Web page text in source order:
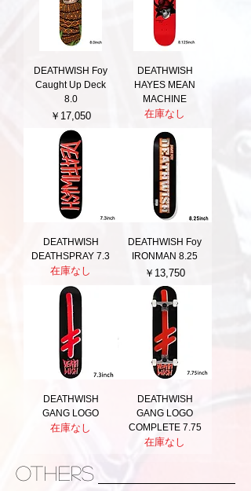
DEATHWISH Foy
Caught Up Deck
8.0
価格
￥17,050
DEATHWISH
HAYES MEAN
MACHINE
在庫なし
DEATHWISH
DEATHSPRAY 7.3
在庫なし
DEATHWISH Foy
IRONMAN 8.25
価格
￥13,750
DEATHWISH
GANG LOGO
在庫なし
DEATHWISH
GANG LOGO
COMPLETE 7.75
在庫なし
others